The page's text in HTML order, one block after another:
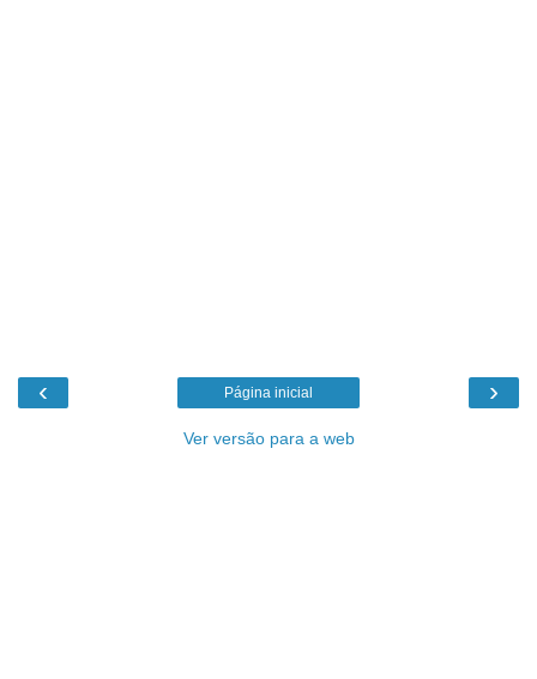
‹ ›
Página inicial
Ver versão para a web